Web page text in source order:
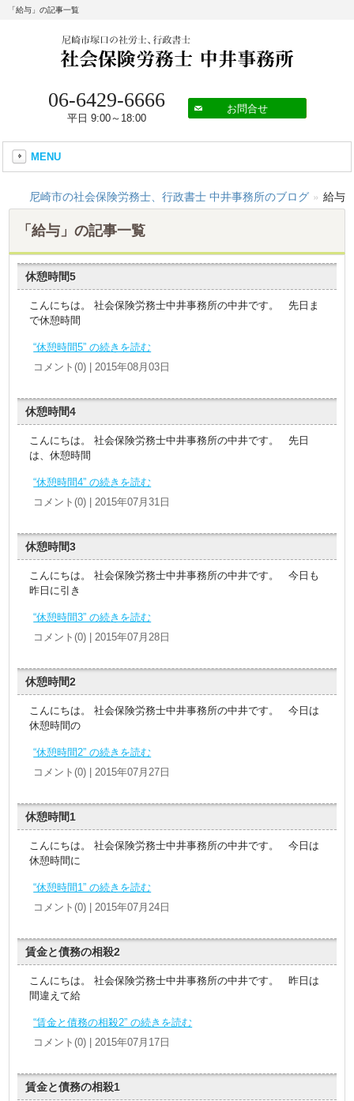
「給与」の記事一覧
06-6429-6666
平日 9:00～18:00
お問合せ
MENU
尼崎市の社会保険労務士、行政書士 中井事務所のブログ » 給与
「給与」の記事一覧
休憩時間5
こんにちは。 社会保険労務士中井事務所の中井です。 先日ま
で休憩時間
“休憩時間5” の続きを読む
コメント(0) | 2015年08月03日
休憩時間4
こんにちは。 社会保険労務士中井事務所の中井です。 先日
は、休憩時間
“休憩時間4” の続きを読む
コメント(0) | 2015年07月31日
休憩時間3
こんにちは。 社会保険労務士中井事務所の中井です。 今日も
昨日に引き
“休憩時間3” の続きを読む
コメント(0) | 2015年07月28日
休憩時間2
こんにちは。 社会保険労務士中井事務所の中井です。 今日は
休憩時間の
“休憩時間2” の続きを読む
コメント(0) | 2015年07月27日
休憩時間1
こんにちは。 社会保険労務士中井事務所の中井です。 今日は
休憩時間に
“休憩時間1” の続きを読む
コメント(0) | 2015年07月24日
賃金と債務の相殺2
こんにちは。 社会保険労務士中井事務所の中井です。 昨日は
間違えて給
“賃金と債務の相殺2” の続きを読む
コメント(0) | 2015年07月17日
賃金と債務の相殺1